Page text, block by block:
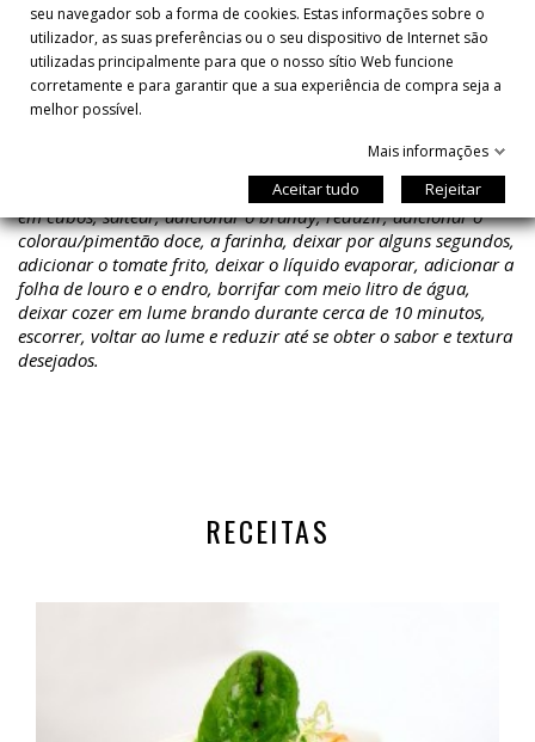
- Louro (1 folha)
- Endro fresco (1 raminho)
- Sal
Saltear os camarões/gambas no azeite, retirar quando
dourar e adicionar o alho cortado ao meio e a cebola cortada
em cubos, saltear, adicionar o brandy, reduzir, adicionar o
colorau/pimentão doce, a farinha, deixar por alguns segundos,
adicionar o tomate frito, deixar o líquido evaporar, adicionar a
folha de louro e o endro, borrifar com meio litro de água,
deixar cozer em lume brando durante cerca de 10 minutos,
escorrer, voltar ao lume e reduzir até se obter o sabor e textura
desejados.
RECEITAS
seu navegador sob a forma de cookies. Estas informações sobre o
utilizador, as suas preferências ou o seu dispositivo de Internet são
utilizadas principalmente para que o nosso sítio Web funcione
corretamente e para garantir que a sua experiência de compra seja a
melhor possível.
Mais informações
Aceitar tudo Rejeitar